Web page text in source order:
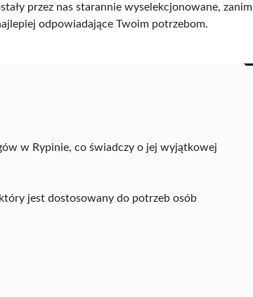
przez nas starannie wyselekcjonowane, zanim
odpowiadające Twoim potrzebom.
w Rypinie, co świadczy o jej wyjątkowej
jest dostosowany do potrzeb osób